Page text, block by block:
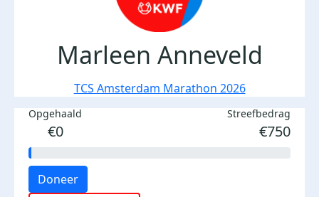
Marleen Anneveld
TCS Amsterdam Marathon 2026
Opgehaald
€0
Streefbedrag
€750
Doneer